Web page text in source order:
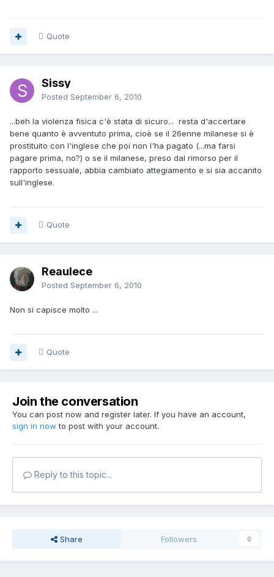
Quote
Sissy
Posted September 6, 2010
...beh la violenza fisica c'è stata di sicuro... resta d'accertare
bene quanto è avventuto prima, cioè se il 26enne milanese si è
prostituito con l'inglese che poi non l'ha pagato (...ma farsi
pagare prima, no?) o se il milanese, preso dal rimorso per il
rapporto sessuale, abbia cambiato attegiamento e si sia accanito
sull'inglese.
Quote
Reaulece
Posted September 6, 2010
Non si capisce molto ...
Quote
Join the conversation
You can post now and register later. If you have an account,
sign in now to post with your account.
Reply to this topic...
Share Followers 0